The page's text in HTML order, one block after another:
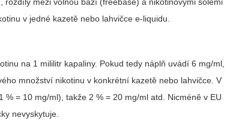
v jedné kazetě nebo lahvičce e-liquidu.
na 1 mililitr kapaliny. Pokud tedy náplň uvádí 6 mg/ml,
množství nikotinu v konkrétní kazetě nebo lahvičce. V
= 10 mg/ml), takže 2 % = 20 mg/ml atd. Nicméně v EU
nevyskytuje.